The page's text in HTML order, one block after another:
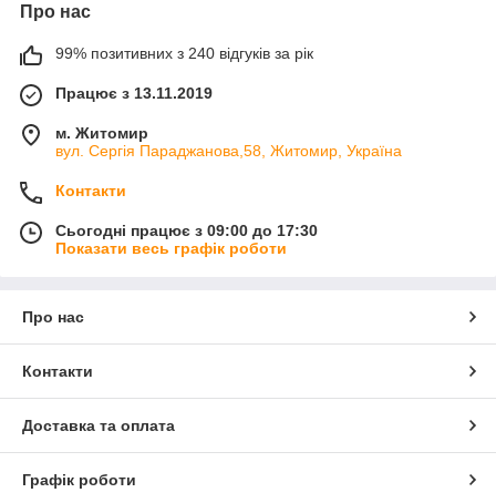
Про нас
99% позитивних з 240 відгуків за рік
Працює з 13.11.2019
м. Житомир
вул. Сергія Параджанова,58, Житомир, Україна
Контакти
Сьогодні працює з 09:00 до 17:30
Показати весь графік роботи
Про нас
Контакти
Доставка та оплата
Графік роботи